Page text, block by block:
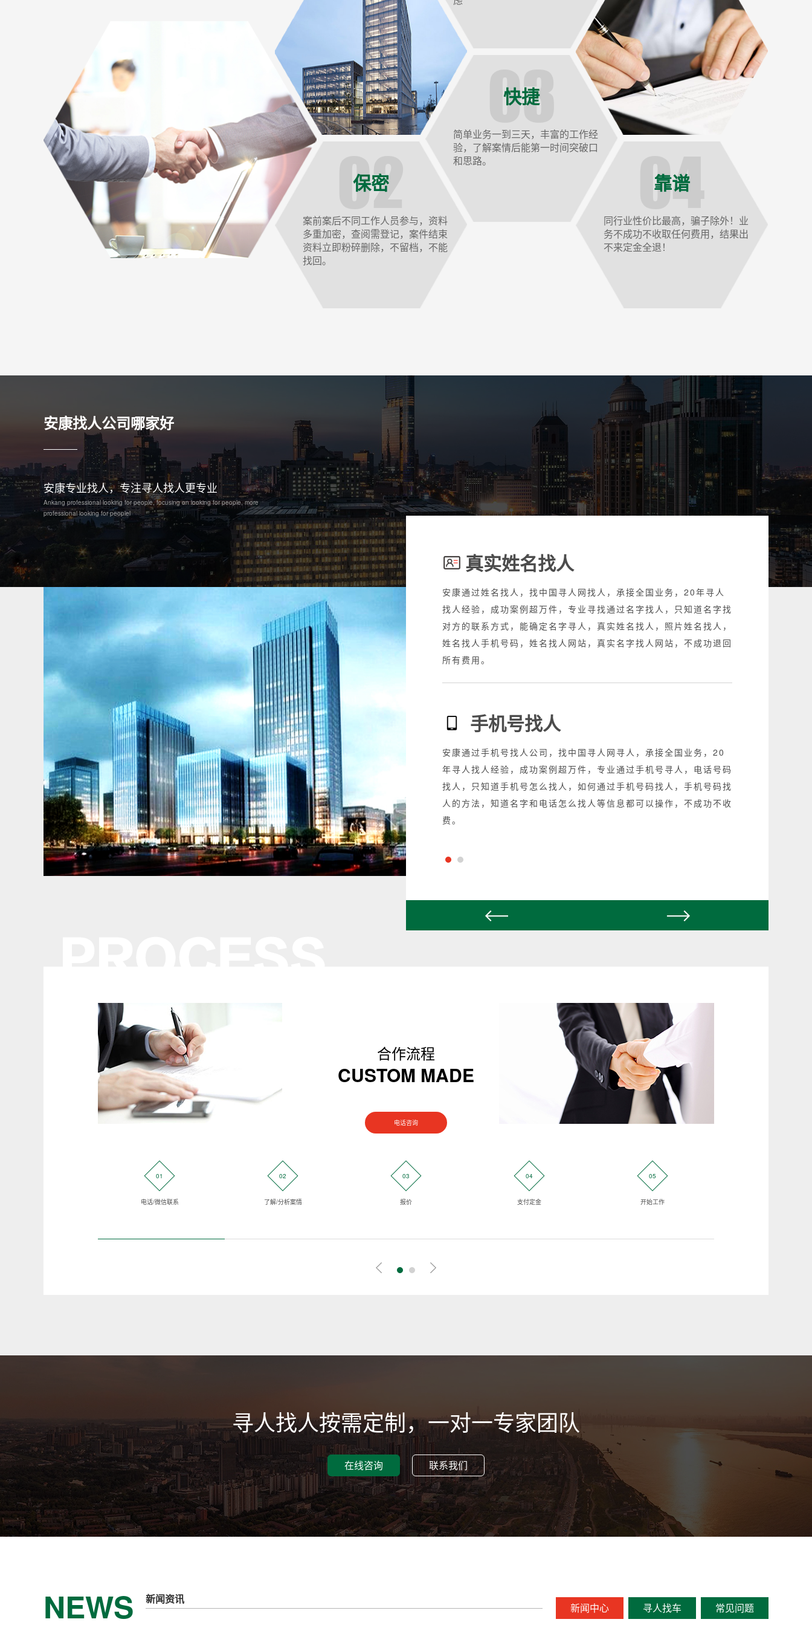
保密
案前案后不同工作人员参与，资料
多重加密，查阅需登记，案件结束
资料立即粉碎删除，不留档，不能
找回。
快捷
简单业务一到三天，丰富的工作经
验，了解案情后能第一时间突破口
和思路。
靠谱
同行业性价比最高，骗子除外！业
务不成功不收取任何费用，结果出
不来定金全退！
安康找人公司哪家好
安康专业找人，专注寻人找人更专业
Ankang professional looking for people, focusing on looking for people, more
professional looking for peoplel
车牌号找人
找人经验，成功案例超万件，专业找车平台，知道车牌寻人找车，车
丢了怎么找车最快，通过车找人信息，按揭车丢了怎么查，抵押车找
回，租车行车辆找回，车牌号找人怎么找人，专业找人车服务，找到
了给付费用，不成功不收费。
寻找老赖欠款人
安康专业找老赖公司，找中国寻人网找人，承接全国业务，20年寻
人找人经验，成功案例超万件，专业寻找老赖、网逃，失信人，故意
失踪，债务人，欠钱失踪的，故意躲藏起来的，只需要身份证号码就
能找到人，找到了给付费用，不成功不收取任何费用
真实姓名找人
安康通过姓名找人，找中国寻人网找人，承接全国业务，20年寻人
找人经验，成功案例超万件，专业寻找通过名字找人，只知道名字找
对方的联系方式，能确定名字寻人，真实姓名找人，照片姓名找人，
姓名找人手机号码，姓名找人网站，真实名字找人网站，不成功退回
所有费用。
手机号找人
安康通过手机号找人公司，找中国寻人网寻人，承接全国业务，20
年寻人找人经验，成功案例超万件，专业通过手机号寻人，电话号码
找人，只知道手机号怎么找人，如何通过手机号码找人，手机号码找
人的方法，知道名字和电话怎么找人等信息都可以操作，不成功不收
费。
合作流程
CUSTOM MADE
电话咨询
01
电话/微信联系
02
了解/分析案情
03
报价
04
支付定金
05
开始工作
寻人找人按需定制，一对一专家团队
在线咨询 联系我们
NEWS 新闻资讯
新闻中心 寻人找车 常见问题